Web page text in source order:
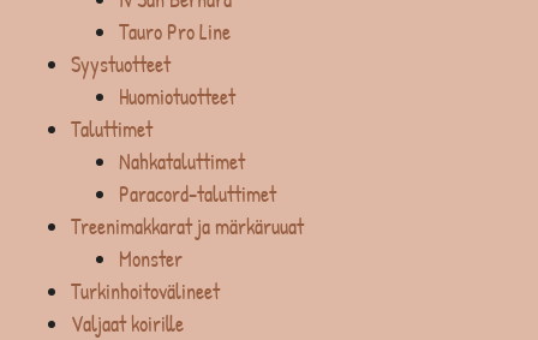
Tauro Pro Line
Syystuotteet
Huomiotuotteet
Taluttimet
Nahkataluttimet
Paracord-taluttimet
Treenimakkarat ja märkäruuat
Monster
Turkinhoitovälineet
Valjaat koirille